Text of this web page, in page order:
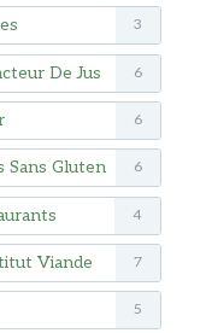
3
De Jus 6
6
Sans Gluten 6
4
Viande 7
5